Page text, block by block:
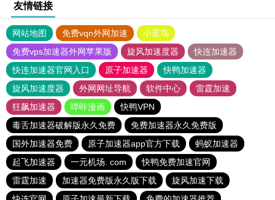
友情链接
网站地图 免费vqn外网加速
小蓝鸟
免费vps加速器外网苹果版
旋风加速度器
快连加速器
快连加速器官网入口
原子加速器
快鸭加速器
旋风加速度器
外网网址导航 软件中心
雷霆加速
狂飙加速器
哔咔漫画
快鸭VPN
毒舌加速器破解版永久免费
免费加速器永久免费版
国外加速器免费
原子加速器app官方下载
蚂蚁加速器
起飞加速器
一元机场. com
快鸭免费加速官网
雷霆加速
加速器免费版永久版下载
旋风加速下载